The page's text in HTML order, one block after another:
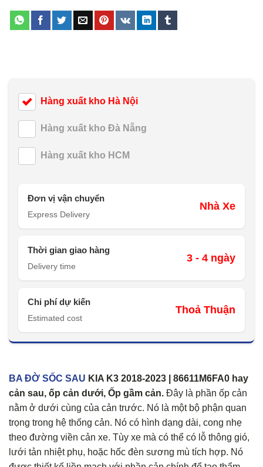
Hàng xuất kho Hà Nội
Hàng xuất kho Đà Nẵng
Hàng xuất kho HCM
Đơn vị vận chuyển
Express Delivery
Nhà Xe
Thời gian giao hàng
Delivery time
3 - 4 ngày
Chi phí dự kiến
Estimated cost
Thoả Thuận
BA ĐỜ SỐC SAU KIA K3 2018-2023 | 86611M6FA0 hay
cản sau, ốp cản dưới, Ốp gầm cản. Đây là phần ốp cản
nằm ở dưới cùng của cản trước. Nó là một bộ phận quan
trọng trong hệ thống cản. Nó có hình dạng dài, cong nhẹ
theo đường viền cản xe. Tùy xe mà có thể có lỗ thông gió,
lưới tản nhiệt phụ, hoặc hốc đèn sương mù tích hợp. Nó